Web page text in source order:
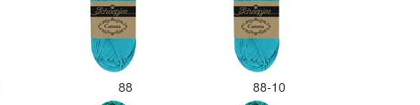
88 88-10